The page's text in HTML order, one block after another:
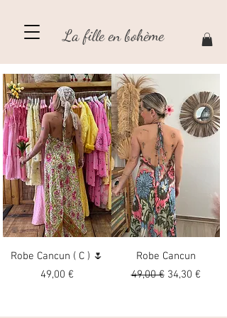
La fille en bohème
Robe Cancun ( C ) 🌷
Precio
49,00 €
Robe Cancun
Precio
49,00 € Precio de
34,30 €